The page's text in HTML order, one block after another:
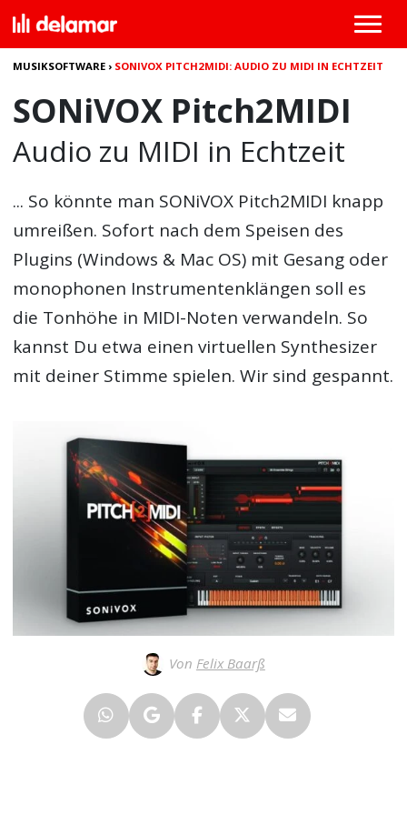
MUSIKSOFTWARE › SONIVOX PITCH2MIDI: AUDIO ZU MIDI IN ECHTZEIT
SONiVOX Pitch2MIDI
Audio zu MIDI in Echtzeit
... So könnte man SONiVOX Pitch2MIDI knapp
umreißen. Sofort nach dem Speisen des
Plugins (Windows & Mac OS) mit Gesang oder
monophonen Instrumentenklängen soll es
die Tonhöhe in MIDI-Noten verwandeln. So
kannst Du etwa einen virtuellen Synthesizer
mit deiner Stimme spielen. Wir sind gespannt.
Von Felix Baarß